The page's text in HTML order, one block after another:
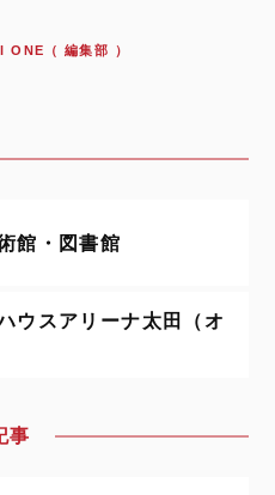
Journal ONE（ 編集部 ）
館・図書館
ウスアリーナ太田（オ
事